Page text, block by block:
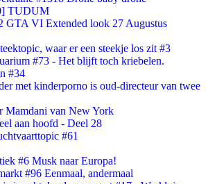
TUDUM
GTA VI Extended look 27 Augustus
waar er een steekje los zit #3
#73 - Het blijft toch kriebelen.
#34
met kinderporno is oud-directeur van twee
Mamdani van New York
aan hoofd - Deel 28
#61
#6 Musk naar Europa!
#96 Eenmaal, andermaal